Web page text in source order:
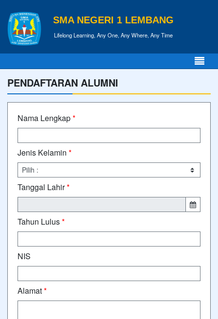
SMA NEGERI 1 LEMBANG
Lifelong Learning, Any One, Any Where, Any Time
PENDAFTARAN ALUMNI
Nama Lengkap*
Jenis Kelamin *
Tanggal Lahir*
Tahun Lulus*
NIS
Alamat*